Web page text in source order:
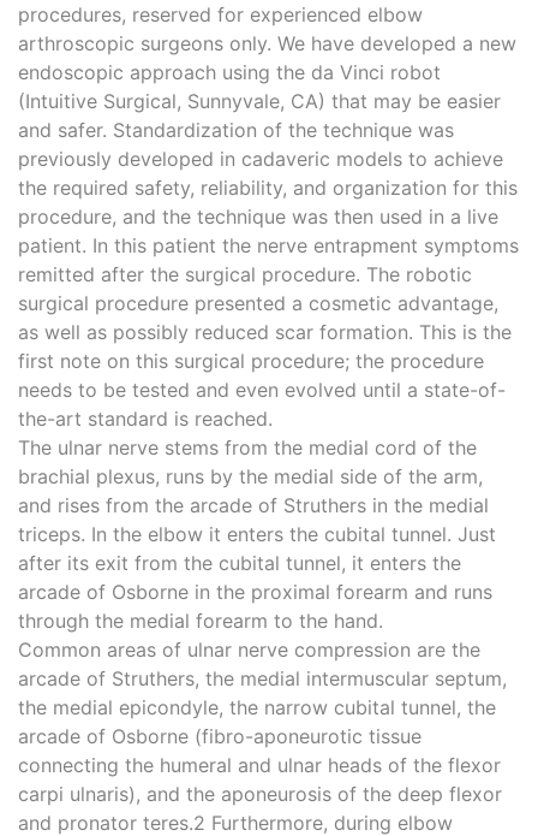
procedures, reserved for experienced elbow
arthroscopic surgeons only. We have developed a new
endoscopic approach using the da Vinci robot
(Intuitive Surgical, Sunnyvale, CA) that may be easier
and safer. Standardization of the technique was
previously developed in cadaveric models to achieve
the required safety, reliability, and organization for this
procedure, and the technique was then used in a live
patient. In this patient the nerve entrapment symptoms
remitted after the surgical procedure. The robotic
surgical procedure presented a cosmetic advantage,
as well as possibly reduced scar formation. This is the
first note on this surgical procedure; the procedure
needs to be tested and even evolved until a state-of-
the-art standard is reached.
The ulnar nerve stems from the medial cord of the
brachial plexus, runs by the medial side of the arm,
and rises from the arcade of Struthers in the medial
triceps. In the elbow it enters the cubital tunnel. Just
after its exit from the cubital tunnel, it enters the
arcade of Osborne in the proximal forearm and runs
through the medial forearm to the hand.
Common areas of ulnar nerve compression are the
arcade of Struthers, the medial intermuscular septum,
the medial epicondyle, the narrow cubital tunnel, the
arcade of Osborne (fibro-aponeurotic tissue
connecting the humeral and ulnar heads of the flexor
carpi ulnaris), and the aponeurosis of the deep flexor
and pronator teres.2 Furthermore, during elbow